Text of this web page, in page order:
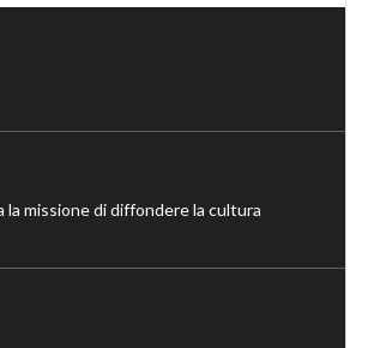
missione di diffondere la cultura